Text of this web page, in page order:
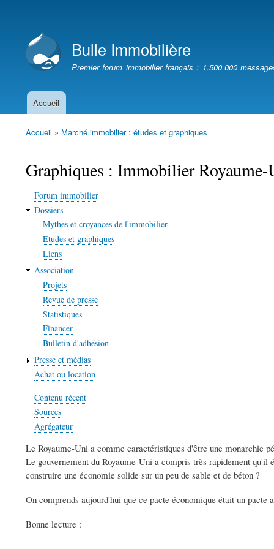
compte
de
l'utilisateur
Bulle Immobilière
Premier forum immobilier français : 1.500.000
Navigation
Accueil
Fil
Accueil Marché immobilier : études et graphiques
Graphiques : Immobilier Royaume-
Forum immobilier
Dossiers
Mythes et croyances de l'immobilier
Etudes et graphiques
Liens
Association
Projets
Revue de presse
Statistiques
Financer
Bulletin d'adhésion
Presse et médias
Achat ou location
Contenu récent
Sources
Agrégateur
Le Royaume-Uni a comme caractéristiques d'être une monarchie
Le gouvernement du Royaume-Uni a compris très rapidement
construire une économie solide sur un peu de sable et de béton ?
On comprends aujourd'hui que ce pacte économique était un
Bonne lecture :